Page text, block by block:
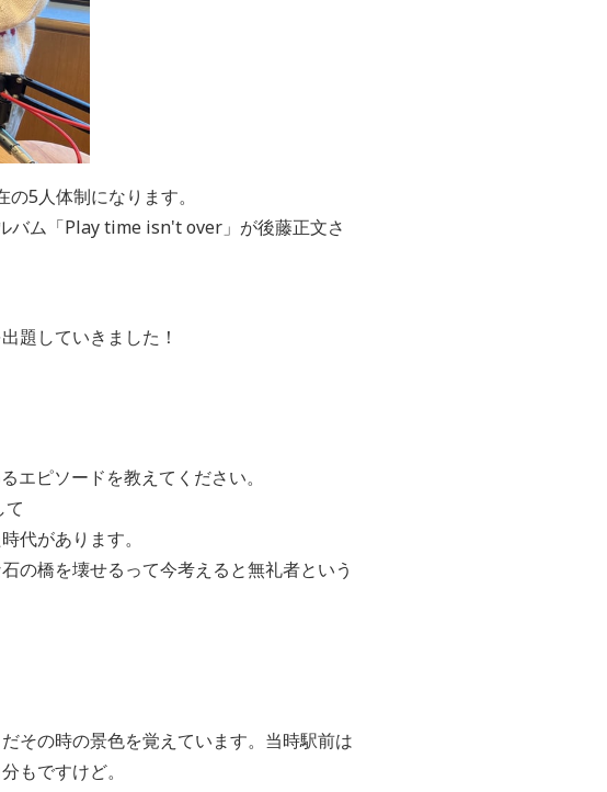
5人体制になります。
バム「Play time isn't over」が後藤正文さ
題していきました！
ピソードを教えてください。
て
代があります。
の橋を壊せるって今考えると無礼者という
その時の景色を覚えています。当時駅前は
もですけど。